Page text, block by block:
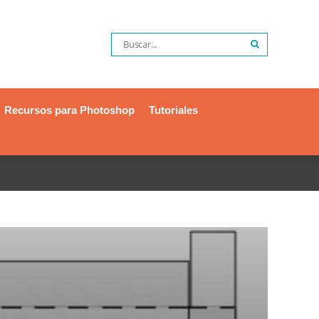
Recursos para Photoshop Tutoriales